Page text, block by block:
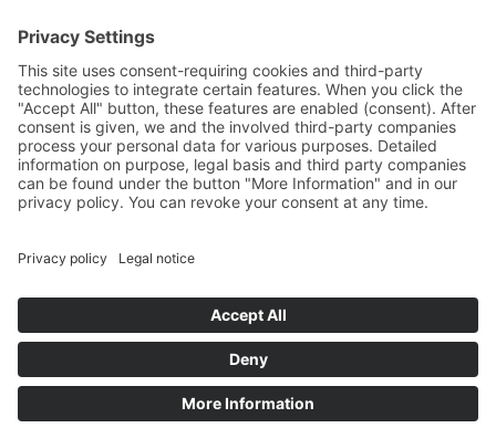
NTI AG LinMot & MagSpring, Bodenaeckerstrasse 2, CH-8957
Spreitenbach, Switzerland
53147, United States
Lieferbedingungen Impressum